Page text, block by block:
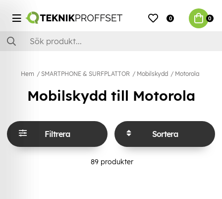
0 0
Hem SMARTPHONE & SURFPLATTOR Mobilskydd Motorola
Mobilskydd till Motorola
Filtrera Sortera
89 produkter